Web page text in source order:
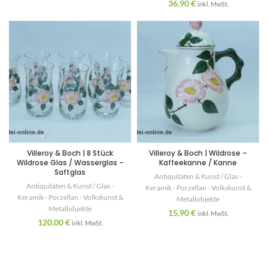
36,90€ inkl. MwSt.
Villeroy & Boch | 8 Stück
Wildrose Glas / Wasserglas –
Saftglas
Antiquitäten & Kunst / Glas -
Keramik - Porzellan - Volkskunst &
Metallobjekte
120,00€ inkl. MwSt.
Villeroy & Boch | Wildrose –
Kaffeekanne / Kanne
Antiquitäten & Kunst / Glas -
Keramik - Porzellan - Volkskunst &
Metallobjekte
15,90€ inkl. MwSt.